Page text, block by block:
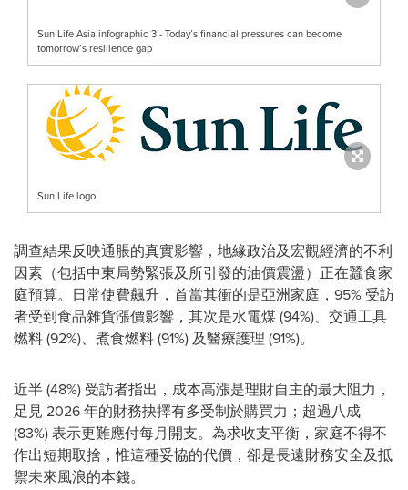
Sun Life Asia infographic 3 - Today’s financial pressures can become
tomorrow’s resilience gap
Sun Life logo
調查結果反映通脹的真實影響，地緣政治及宏觀經濟的不利
因素（包括中東局勢緊張及所引發的油價震盪）正在蠶食家
庭預算。日常使費飆升，首當其衝的是亞洲家庭，95% 受訪
者受到食品雜貨漲價影響，其次是水電煤 (94%)、交通工具
燃料 (92%)、煮食燃料 (91%) 及醫療護理 (91%)。
近半 (48%) 受訪者指出，成本高漲是理財自主的最大阻力，
足見 2026 年的財務抉擇有多受制於購買力；超過八成
(83%) 表示更難應付每月開支。為求收支平衡，家庭不得不
作出短期取捨，惟這種妥協的代價，卻是長遠財務安全及抵
禦未來風浪的本錢。